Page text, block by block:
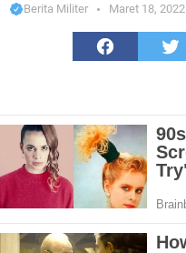
Berita Militer Maret 18, 2022